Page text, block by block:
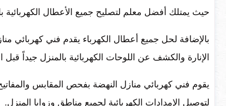
حيث يمتلك أفضل معلم لتصليح جميع الأعطال الكهربائية
بالإضافة لحل جميع أعطال الكهرباء يقدم فني كهربائي
الإنارة والكشف عن اللوحات الكهربائية بالمنزل جيداً قبل
يقوم فني كهربائي منازل النهضة بفحص المقابس والمفاتيح
لتوصيل الإمدادات الكهربائية لجميع مناطق وزوايا المنزل.